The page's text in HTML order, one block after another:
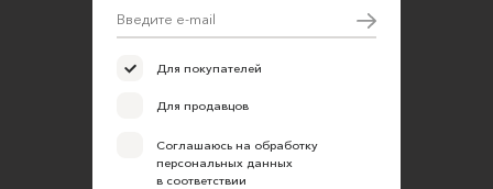
Открыть магазин
Участие в офлайн-маркете
Требования к фотографиям
Обратная связь
Для покупателей
Для продавцов
Соглашаюсь на обработку
персональных данных
в соответствии